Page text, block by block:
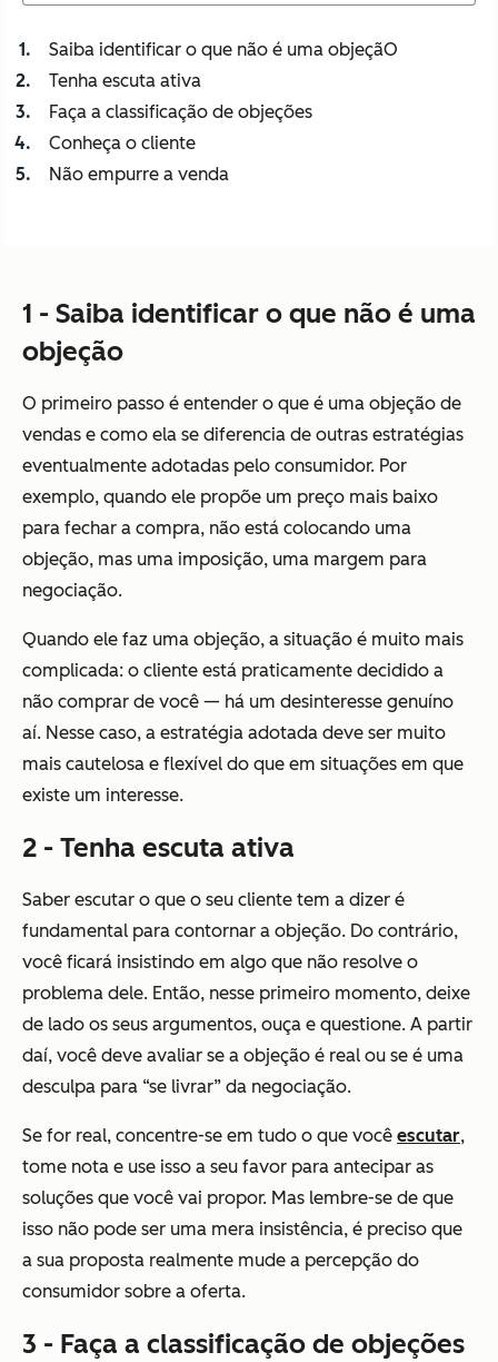
Saiba identificar o que não é uma objeçãO
Tenha escuta ativa
Faça a classificação de objeções
Conheça o cliente
Não empurre a venda
1 - Saiba identificar o que não é uma
objeção
O primeiro passo é entender o que é uma objeção de
vendas e como ela se diferencia de outras estratégias
eventualmente adotadas pelo consumidor. Por
exemplo, quando ele propõe um preço mais baixo
para fechar a compra, não está colocando uma
objeção, mas uma imposição, uma margem para
negociação.
Quando ele faz uma objeção, a situação é muito mais
complicada: o cliente está praticamente decidido a
não comprar de você — há um desinteresse genuíno
aí. Nesse caso, a estratégia adotada deve ser muito
mais cautelosa e flexível do que em situações em que
existe um interesse.
2 - Tenha escuta ativa
Saber escutar o que o seu cliente tem a dizer é
fundamental para contornar a objeção. Do contrário,
você ficará insistindo em algo que não resolve o
problema dele. Então, nesse primeiro momento, deixe
de lado os seus argumentos, ouça e questione. A partir
daí, você deve avaliar se a objeção é real ou se é uma
desculpa para “se livrar” da negociação.
Se for real, concentre-se em tudo o que você escutar,
tome nota e use isso a seu favor para antecipar as
soluções que você vai propor. Mas lembre-se de que
isso não pode ser uma mera insistência, é preciso que
a sua proposta realmente mude a percepção do
consumidor sobre a oferta.
3 - Faça a classificação de objeções